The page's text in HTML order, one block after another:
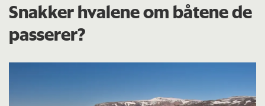
Snakker hvalene om båtene de
passerer?